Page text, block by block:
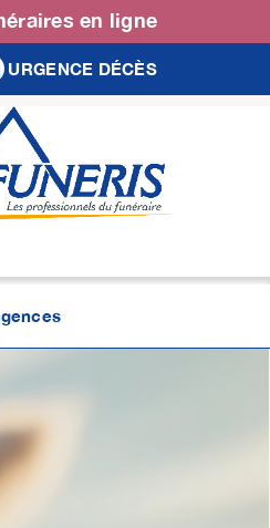
en ligne
URGENCE DÉCÈS